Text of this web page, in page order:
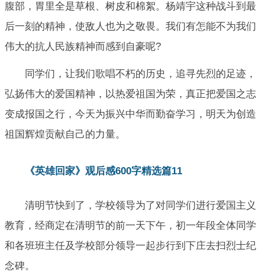
腹部，胃里全是草根、树皮和棉絮。杨靖宇这种战斗到最
后一刻的精神，使敌人也为之敬畏。我们有怎能不为我们
伟大的抗人民族精神而感到自豪呢?
同学们，让我们歌唱不朽的历史，追寻先烈的足迹，
弘扬伟大的爱国精神，以热爱祖国为荣，真正把爱国之志
变成报国之行，今天为振兴中华而勤奋学习，明天为创造
祖国辉煌贡献自己的力量。
《英雄回家》观后感600字精选篇11
清明节快到了，学校领导为了对同学们进行爱国主义
教育，经商定在清明节的前一天下午，初一年段全体同学
和各班班主任及学校部分领导一起步行到下庄去扫烈士纪
念碑。